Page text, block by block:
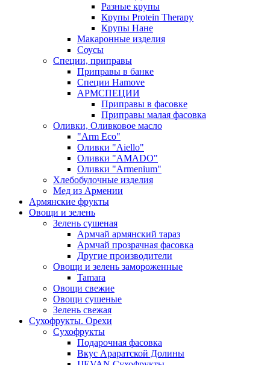
Разные крупы
Крупы Protein Therapy
Крупы Нане
Макаронные изделия
Соусы
Специи, приправы
Приправы в банке
Специи Hamove
АРМСПЕЦИИ
Приправы в фасовке
Приправы малая фасовка
Оливки, Оливковое масло
"Arm Eco"
Оливки "Aiello"
Оливки "AMADO"
Оливки "Armenium"
Хлебобулочные изделия
Мед из Армении
Армянские фрукты
Овощи и зелень
Зелень сушеная
Армчай армянский тараз
Армчай прозрачная фасовка
Другие производители
Овощи и зелень замороженные
Tamara
Овощи свежие
Овощи сушеные
Зелень свежая
Сухофрукты. Орехи
Сухофрукты
Подарочная фасовка
Вкус Араратской Долины